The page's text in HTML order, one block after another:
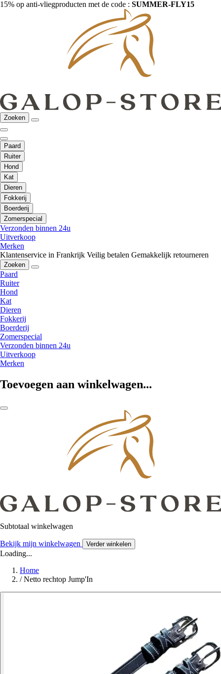
15% op anti-vliegproducten met de code : SUMMER-FLY15
Zoeken
Paard
Ruiter
Hond
Kat
Dieren
Fokkerij
Boerderij
Zomerspecial
Verzonden binnen 24u
Uitverkoop
Merken
Klantenservice in Frankrijk Veilig betalen Gemakkelijk retourneren
Zoeken
Paard
Ruiter
Hond
Kat
Dieren
Fokkerij
Boerderij
Zomerspecial
Verzonden binnen 24u
Uitverkoop
Merken
Toevoegen aan winkelwagen...
Subtotaal winkelwagen
Bekijk mijn winkelwagen Verder winkelen
Loading...
Home
/ Netto rechtop Jump'In